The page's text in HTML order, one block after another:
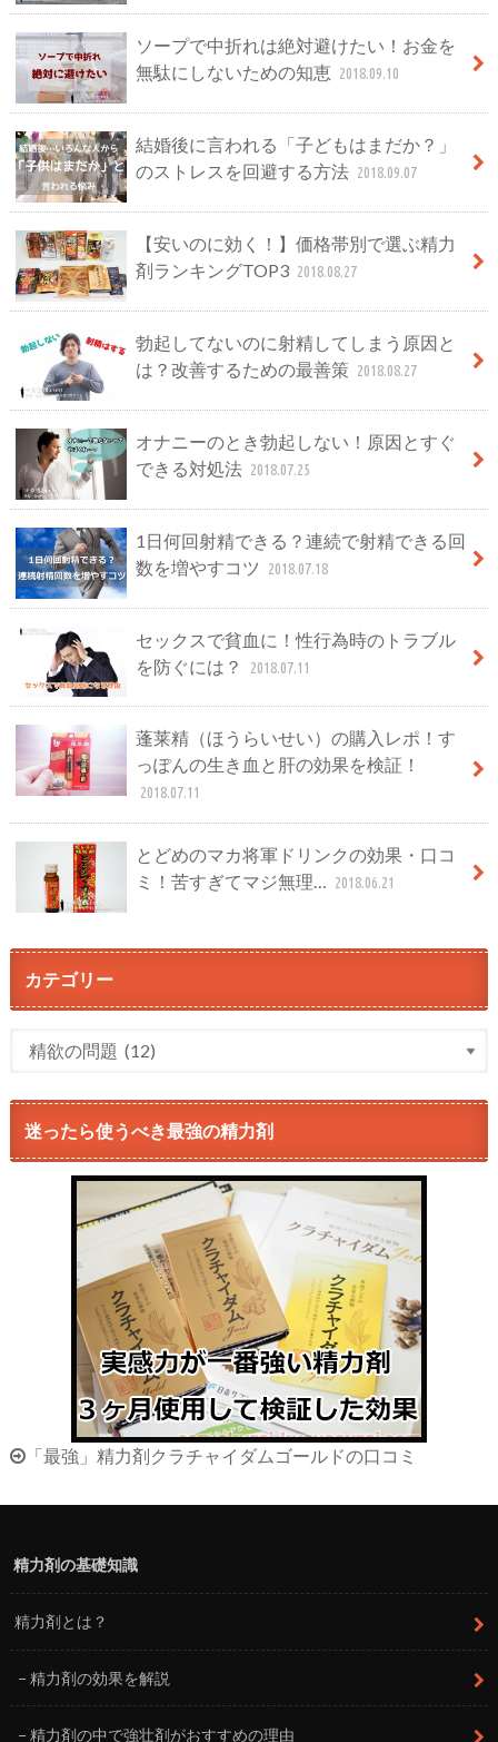
ソープで中折れは絶対避けたい！お金を
無駄にしないための知恵 2018.09.10
結婚後に言われる「子どもはまだか？」
のストレスを回避する方法 2018.09.07
【安いのに効く！】価格帯別で選ぶ精力
剤ランキングTOP3 2018.08.27
勃起してないのに射精してしまう原因と
は？改善するための最善策 2018.08.27
オナニーのとき勃起しない！原因とすぐ
できる対処法 2018.07.25
1日何回射精できる？連続で射精できる回
数を増やすコツ
2018.07.18
セックスで貧血に！性行為時のトラブル
を防ぐには？
2018.07.11
蓬莱精（ほうらいせい）の購入レポ！す
っぽんの生き血と肝の効果を検証！
2018.07.11
とどめのマカ将軍ドリンクの効果・口コ
ミ！苦すぎてマジ無理… 2018.06.21
カテゴリー
迷ったら使うべき最強の精力剤
「最強」精力剤クラチャイダムゴールドの口コミ
精力剤の基礎知識
精力剤とは？
精力剤の効果を解説
精力剤の中で強壮剤がおすすめの理由